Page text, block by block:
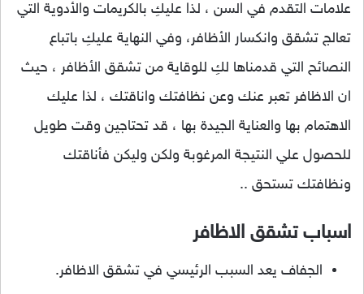
علامات التقدم في السن ، لذا عليكِ بالكريمات والأدوية التي
تعالج تشقق وانكسار الأظافر، وفي النهاية عليكِ باتباع
النصائح التي قدمناها لكِ للوقاية من تشقق الأظافر ، حيث
ان الاظافر تعبر عنك وعن نظافتك واناقتك ، لذا عليك
الاهتمام بها والعناية الجيدة بها ، قد تحتاجين وقت طويل
للحصول علي النتيجة المرغوبة ولكن وليكن فأناقتك
ونظافتك تستحق ..
اسباب تشقق الاظافر
الجفاف يعد السبب الرئيسي في تشقق الاظافر.